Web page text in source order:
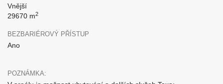
Vnější
29670 m2
BEZBARIÉROVÝ PŘÍSTUP
Ano
POZNÁMKA: